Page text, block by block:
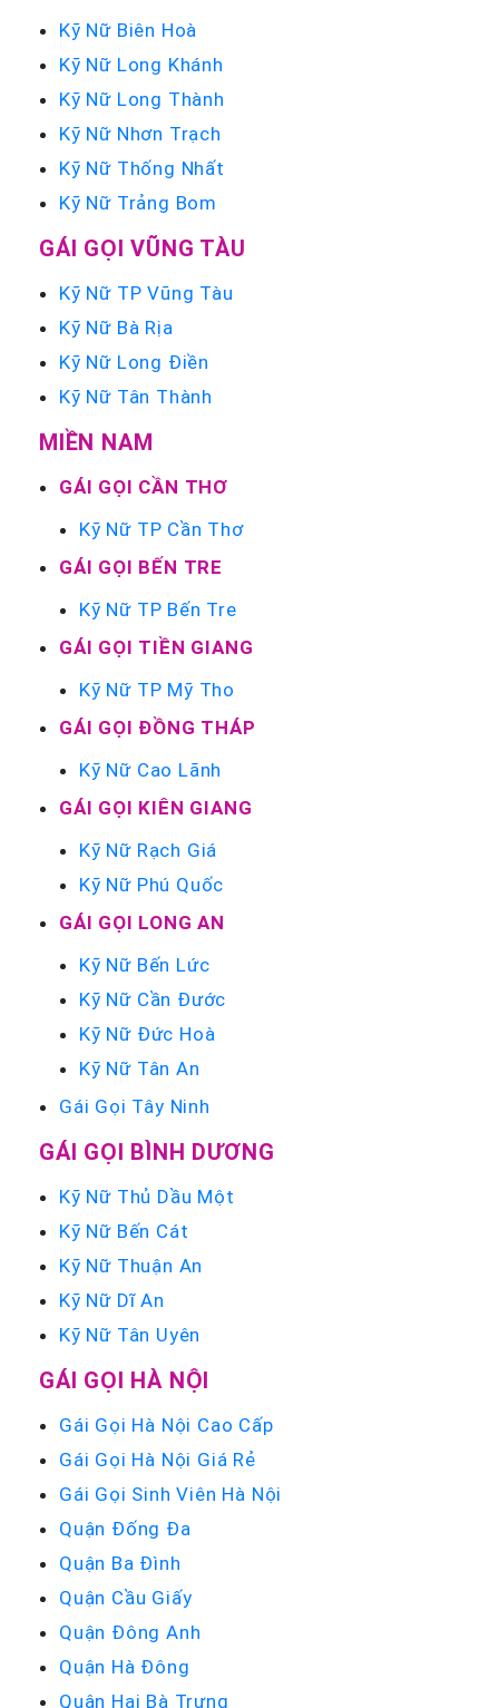
Kỹ Nữ Biên Hoà
Kỹ Nữ Long Khánh
Kỹ Nữ Long Thành
Kỹ Nữ Nhơn Trạch
Kỹ Nữ Thống Nhất
Kỹ Nữ Trảng Bom
GÁI GỌI VŨNG TÀU
Kỹ Nữ TP Vũng Tàu
Kỹ Nữ Bà Rịa
Kỹ Nữ Long Điền
Kỹ Nữ Tân Thành
MIỀN NAM
GÁI GỌI CẦN THƠ
Kỹ Nữ TP Cần Thơ
GÁI GỌI BẾN TRE
Kỹ Nữ TP Bến Tre
GÁI GỌI TIỀN GIANG
Kỹ Nữ TP Mỹ Tho
GÁI GỌI ĐỒNG THÁP
Kỹ Nữ Cao Lãnh
GÁI GỌI KIÊN GIANG
Kỹ Nữ Rạch Giá
Kỹ Nữ Phú Quốc
GÁI GỌI LONG AN
Kỹ Nữ Bến Lức
Kỹ Nữ Cần Đước
Kỹ Nữ Đức Hoà
Kỹ Nữ Tân An
Gái Gọi Tây Ninh
GÁI GỌI BÌNH DƯƠNG
Kỹ Nữ Thủ Dầu Một
Kỹ Nữ Bến Cát
Kỹ Nữ Thuận An
Kỹ Nữ Dĩ An
Kỹ Nữ Tân Uyên
GÁI GỌI HÀ NỘI
Gái Gọi Hà Nội Cao Cấp
Gái Gọi Hà Nội Giá Rẻ
Gái Gọi Sinh Viên Hà Nội
Quận Đống Đa
Quận Ba Đình
Quận Cầu Giấy
Quận Đông Anh
Quận Hà Đông
Quận Hai Bà Trưng